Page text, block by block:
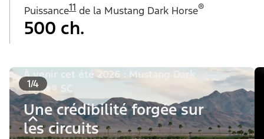
Puissance11 de la Mustang Dark Horse®
500 ch.
1/4
À venir cet été 2026 : Mustang Dark
Horse® SC
Une crédibilité forgée sur
les circuits